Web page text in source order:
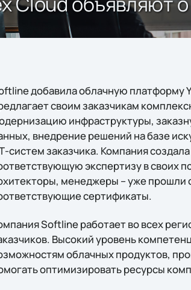
добавила облачную платформу
своим заказчикам
инфраструктуры,
внедрение решений на базе
систем заказчика. Компания
экспертизу в своих
менеджеры – уже прошли
сертификаты.
Softline работает во всех
Высокий уровень
облачных продуктов,
оптимизировать ресурсы